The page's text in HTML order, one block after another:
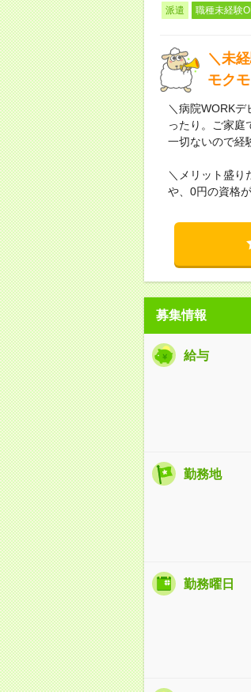
派遣 職種未経験
＼未
モク
＼病院WORK
ったり。ご家庭
一切ないので経
＼メリット盛り
や、0円の資格
募集情報
給与
勤務地
勤務曜日